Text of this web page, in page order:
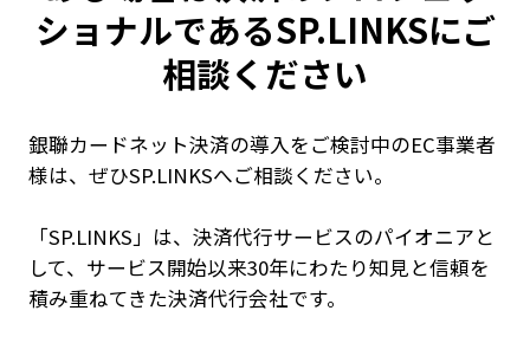
ショナルであるSP.LINKSにご
相談ください
銀聯カードネット決済の導入をご検討中のEC事業者
様は、ぜひSP.LINKSへご相談ください。
「SP.LINKS」は、決済代行サービスのパイオニアと
して、サービス開始以来30年にわたり知見と信頼を
積み重ねてきた決済代行会社です。